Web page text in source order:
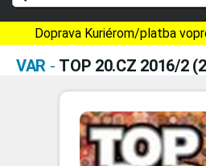
Doprava Kuriérom/platba
VAR - TOP 20.CZ 2016/2